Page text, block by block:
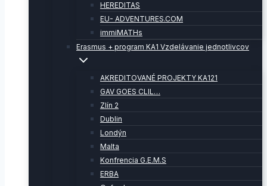
HEREDITAS
EU- ADVENTURES.COM
immiMATHs
Erasmus + program KA1 Vzdelávanie jednotlivcov
AKREDITOVANÉ PROJEKTY KA121
GAV GOES CLIL…
Zlín 2
Dublin
Londýn
Malta
Konfrencia G.E.M.S
ERBA